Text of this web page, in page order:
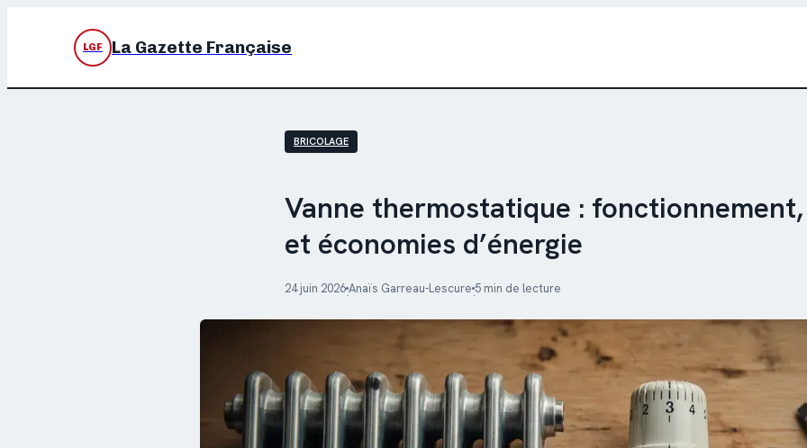
LGF La Gazette Française
BRICOLAGE
Vanne thermostatique :
et économies d’énergie
24 juin 2026·Anaïs Garreau-Lescure·5 min de lecture